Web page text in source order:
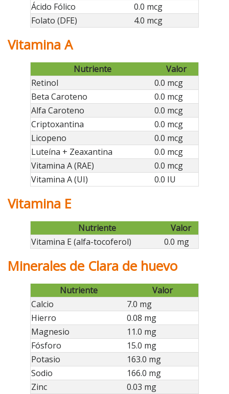
Ácido Fólico
0.0 mcg
Folato (DFE)
4.0 mcg
Vitamina A
Nutriente
Valor
Retinol
0.0 mcg
Beta Caroteno
0.0 mcg
Alfa Caroteno
0.0 mcg
Criptoxantina
0.0 mcg
Licopeno
0.0 mcg
Luteína + Zeaxantina
0.0 mcg
Vitamina A (RAE)
0.0 mcg
Vitamina A (UI)
0.0 IU
Vitamina E
Nutriente
Valor
Vitamina E (alfa-tocoferol)
0.0 mg
Minerales de Clara de huevo
Nutriente
Valor
Calcio
7.0 mg
Hierro
0.08 mg
Magnesio
11.0 mg
Fósforo
15.0 mg
Potasio
163.0 mg
Sodio
166.0 mg
Zinc
0.03 mg